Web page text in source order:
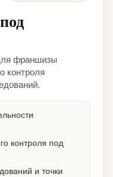
франшизы
контроля
контроля под
и точки